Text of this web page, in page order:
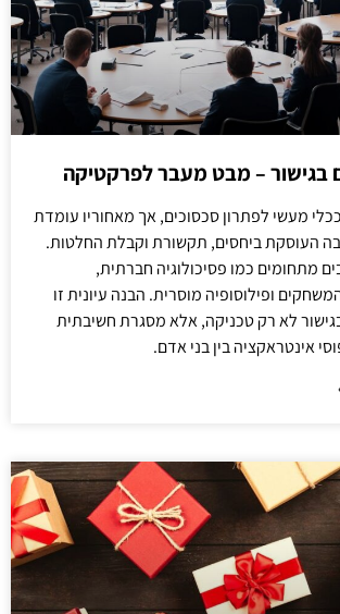
בגישור – מבט מעבר לפרקטיקה
מעשי לפתרון סכסוכים, אך מאחוריו עומדת
העוסקת ביחסים, תקשורת וקבלת החלטות.
מתחומים כמו פסיכולוגיה חברתית,
ופילוסופיה מוסרית. הבנה עיונית זו
לא רק טכניקה, אלא מסגרת חשיבתית
אינטראקציה בין בני אדם.